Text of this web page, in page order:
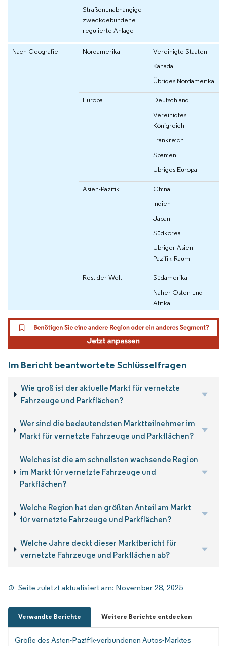
Straßenunabhängige
zweckgebundene
regulierte Anlage
Nach Geografie Nordamerika
Vereinigte Staaten
Kanada
Übriges Nordamerika
Europa
Deutschland
Vereinigtes
Königreich
Frankreich
Spanien
Übriges Europa
Asien-Pazifik
China
Indien
Japan
Südkorea
Übriger Asien-
Pazifik-Raum
Rest der Welt
Südamerika
Naher Osten und
Afrika
Im Bericht beantwortete Schlüsselfragen
Wie groß ist der aktuelle Markt für vernetzte
Fahrzeuge und Parkflächen?
Wer sind die bedeutendsten Marktteilnehmer im
Markt für vernetzte Fahrzeuge und Parkflächen?
Welches ist die am schnellsten wachsende Region
im Markt für vernetzte Fahrzeuge und
Parkflächen?
Welche Region hat den größten Anteil am Markt
für vernetzte Fahrzeuge und Parkflächen?
Welche Jahre deckt dieser Marktbericht für
vernetzte Fahrzeuge und Parkflächen ab?
Seite zuletzt aktualisiert am: November 28, 2025
Verwandte Berichte Weitere Berichte entdecken
Größe des Asien-Pazifik-verbundenen Autos-Marktes